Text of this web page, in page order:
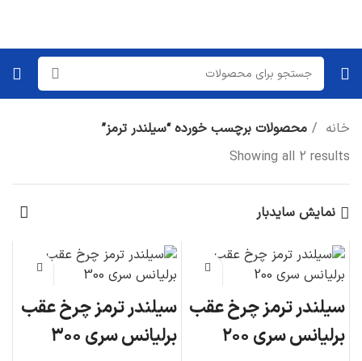
خانه
محصولات برچسب خورده “سیلندر ترمز”
Showing all 2 results
نمایش سایدبار
سیلندر ترمز چرخ عقب
برلیانس سری ۲۰۰
سیلندر ترمز چرخ عقب
برلیانس سری ۳۰۰